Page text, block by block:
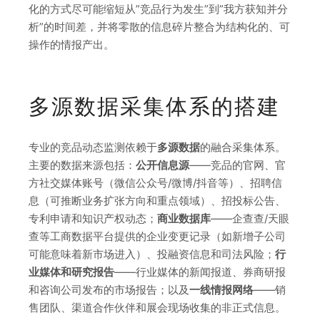
化的方式尽可能缩短从”竞品行为发生”到”我方获知并分
析”的时间差，并将零散的信息碎片整合为结构化的、可
操作的情报产出。
多源数据采集体系的搭建
专业的竞品动态监测依赖于多源数据的融合采集体系。
主要的数据来源包括： 公开信息源——竞品的官网、官
方社交媒体账号（微信公众号/微博/抖音等）、招聘信
息（可推断业务扩张方向和重点领域）、招投标公告、
专利申请和知识产权动态； 商业数据库——企查查/天眼
查等工商数据平台提供的企业变更记录（如新增子公司
可能意味着新市场进入）、投融资信息和司法风险； 行
业媒体和研究报告——行业媒体的新闻报道、券商研报
和咨询公司发布的市场报告；以及一线情报网络——销
售团队、渠道合作伙伴和展会现场收集的非正式信息。